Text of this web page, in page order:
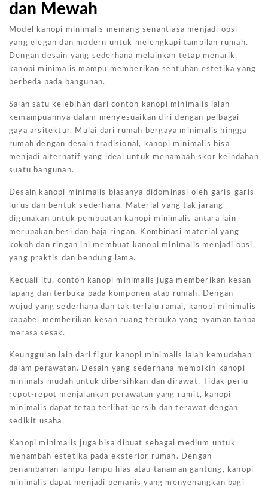
dan Mewah
Model kanopi minimalis memang senantiasa menjadi opsi
yang elegan dan modern untuk melengkapi tampilan rumah.
Dengan desain yang sederhana melainkan tetap menarik,
kanopi minimalis mampu memberikan sentuhan estetika yang
berbeda pada bangunan.
Salah satu kelebihan dari contoh kanopi minimalis ialah
kemampuannya dalam menyesuaikan diri dengan pelbagai
gaya arsitektur. Mulai dari rumah bergaya minimalis hingga
rumah dengan desain tradisional, kanopi minimalis bisa
menjadi alternatif yang ideal untuk menambah skor keindahan
suatu bangunan.
Desain kanopi minimalis biasanya didominasi oleh garis-garis
lurus dan bentuk sederhana. Material yang tak jarang
digunakan untuk pembuatan kanopi minimalis antara lain
merupakan besi dan baja ringan. Kombinasi material yang
kokoh dan ringan ini membuat kanopi minimalis menjadi opsi
yang praktis dan bendung lama.
Kecuali itu, contoh kanopi minimalis juga memberikan kesan
lapang dan terbuka pada komponen atap rumah. Dengan
wujud yang sederhana dan tak terlalu ramai, kanopi minimalis
kapabel memberikan kesan ruang terbuka yang nyaman tanpa
merasa sesak.
Keunggulan lain dari figur kanopi minimalis ialah kemudahan
dalam perawatan. Desain yang sederhana membikin kanopi
minimals mudah untuk dibersihkan dan dirawat. Tidak perlu
repot-repot menjalankan perawatan yang rumit, kanopi
minimalis dapat tetap terlihat bersih dan terawat dengan
sedikit usaha.
Kanopi minimalis juga bisa dibuat sebagai medium untuk
menambah estetika pada eksterior rumah. Dengan
penambahan lampu-lampu hias atau tanaman gantung, kanopi
minimalis dapat menjadi pemanis yang menyenangkan bagi